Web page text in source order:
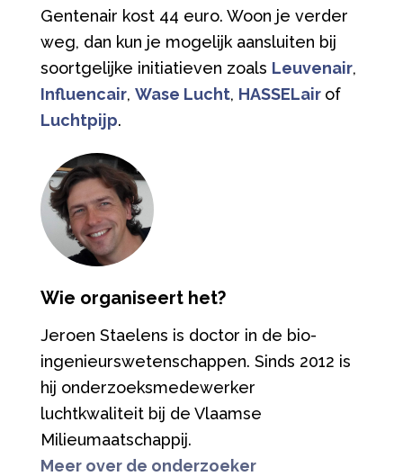
Gentenair kost 44 euro. Woon je verder
weg, dan kun je mogelijk aansluiten bij
soortgelijke initiatieven zoals Leuvenair,
Influencair, Wase Lucht, HASSELair of
Luchtpijp.
Wie organiseert het?
Jeroen Staelens is doctor in de bio-
ingenieurswetenschappen. Sinds 2012 is
hij onderzoeksmedewerker
luchtkwaliteit bij de Vlaamse
Milieumaatschappij.
Meer over de onderzoeker